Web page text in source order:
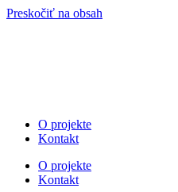
Preskočiť na obsah
O projekte
Kontakt
O projekte
Kontakt